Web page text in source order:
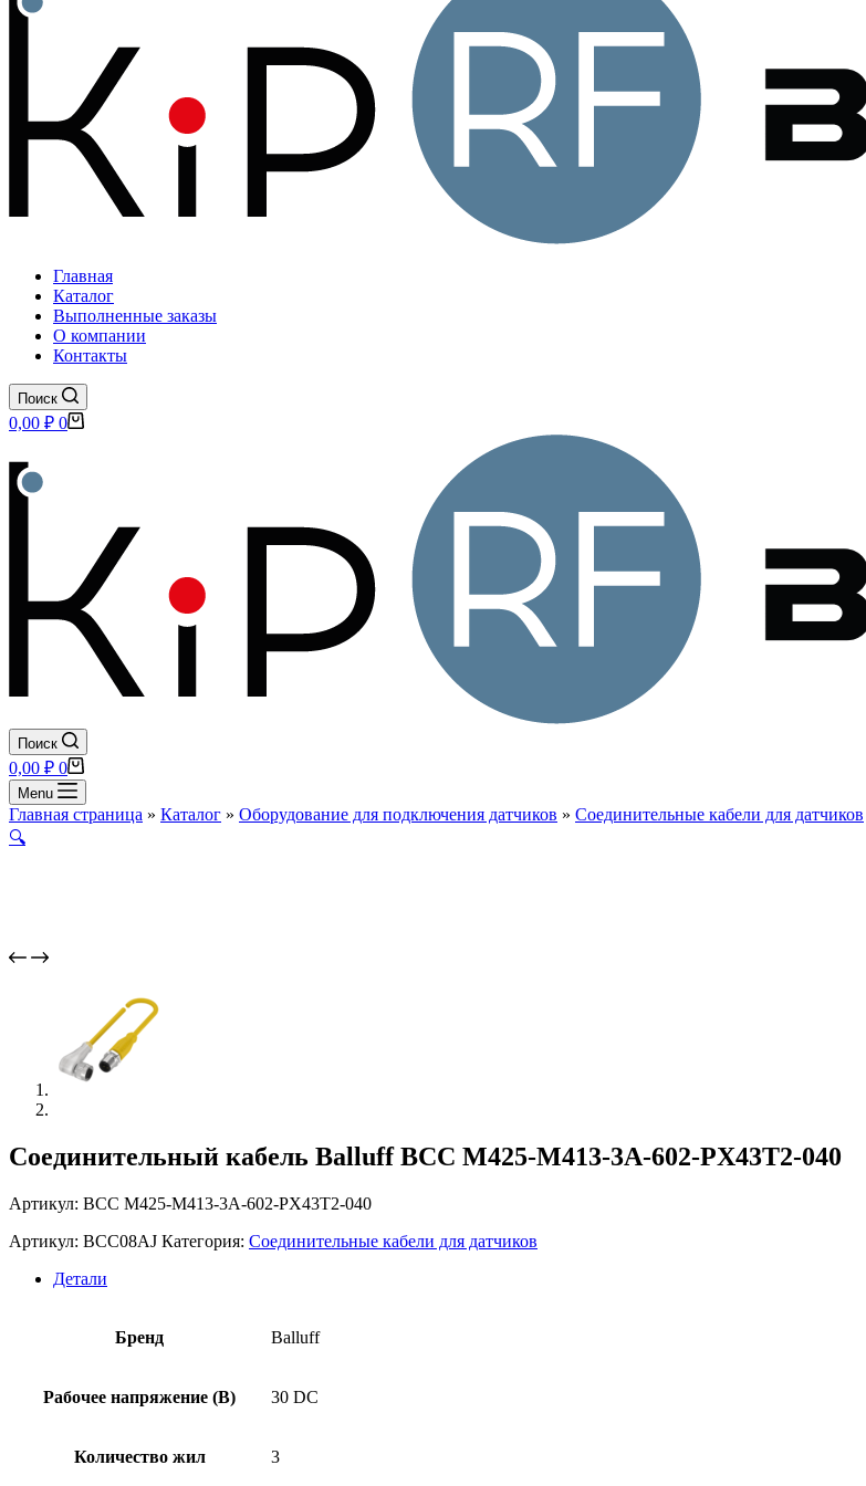
Главная
Каталог
Выполненные заказы
О компании
Контакты
Поиск
Корзина
0,00 ₽ 0
Поиск
Корзина
0,00 ₽ 0
Menu
Главная страница » Каталог » Оборудование для подключения датчиков » Соединительные кабели для датчиков
🔍
Соединительный кабель Balluff BCC M425-M413-3A-602-PX43T2-040
Артикул: BCC M425-M413-3A-602-PX43T2-040
Артикул: BCC08AJ Категория: Соединительные кабели для датчиков
Детали
Бренд Balluff
Рабочее напряжение (В) 30 DC
Количество жил 3